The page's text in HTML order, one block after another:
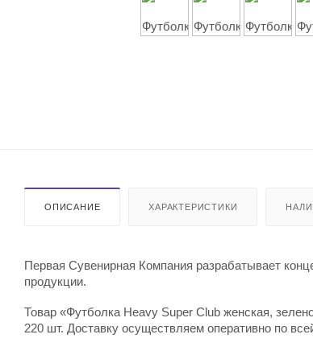
ОПИСАНИЕ ХАРАКТЕРИСТИКИ
Первая Сувенирная Компания разрабатывает
продукции.
Товар «Футболка Heavy Super Club женская,
220 шт. Доставку осуществляем оперативно по